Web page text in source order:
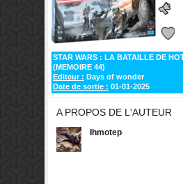
STAR WARS : LA BATAILLE DE
(MEMOIRE 44)
Editeur : Days of wonder
Date de sortie : 01-01-2025
A PROPOS DE L'AUTEUR
Ihmotep